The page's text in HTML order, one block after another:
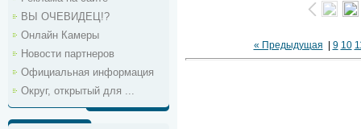
ВЫ ОЧЕВИДЕЦ!?
Онлайн Камеры
Новости партнеров
Официальная информация
Округ, открытый для ...
« Предыдущая 9 10